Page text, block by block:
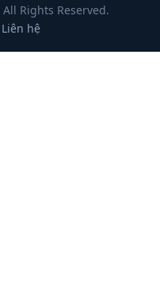
Rights Reserved.
Liên hệ